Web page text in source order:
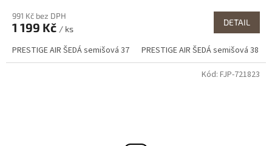
991 Kč bez DPH
1 199 Kč / ks
DETAIL
PRESTIGE AIR ŠEDÁ semišová 37 PRESTIGE AIR ŠEDÁ semišová 38
Kód: FJP-721823